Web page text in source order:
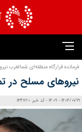
فرمانده قرارگاه منطقه‌ای شمالغرب
نیروهای مسلح در
1404/01/31 - 14:09 - کد خبر: 134720